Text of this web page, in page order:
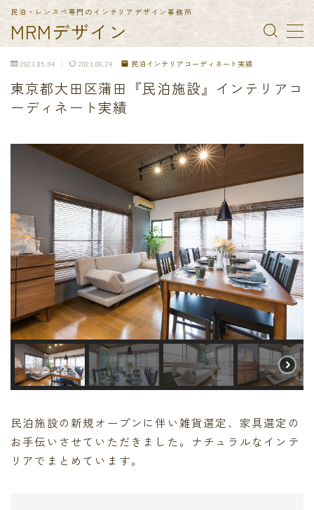
MRMデザイン
民泊・レンスペ専門のインテリアデザイン事務所
MENU
TOP
民泊備品一覧
会社概要
お問合せ
特定商取引法に基づく表記
2023.05.04 2023.08.24 民泊インテリアコーディネート実績
東京都大田区蒲田『民泊施設』インテリアコ
ーディネート実績
民泊施設の新規オープンに伴い雑貨選定、家具選定の
お手伝いさせていただきました。ナチュラルなインテ
リアでまとめています。